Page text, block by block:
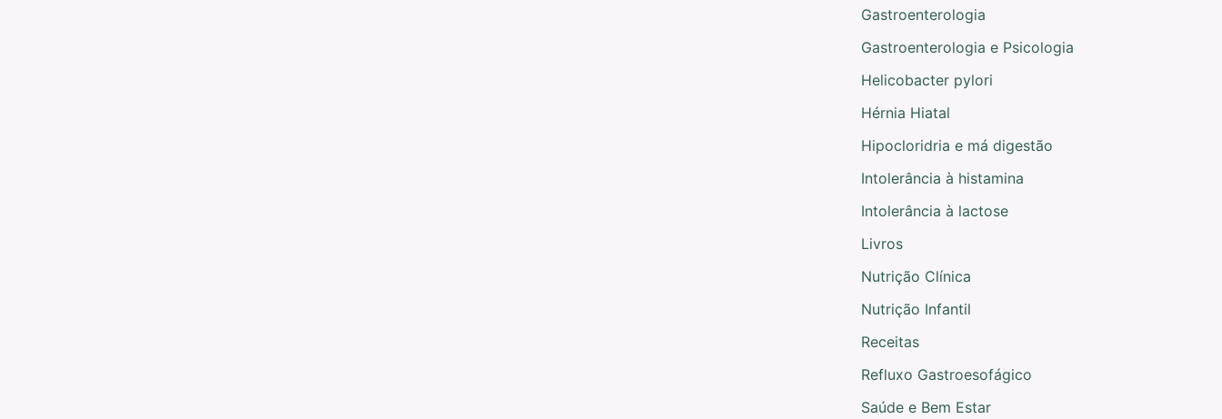
Gastroenterologia
Gastroenterologia e Psicologia
Helicobacter pylori
Hérnia Hiatal
Hipocloridria e má digestão
Intolerância à histamina
Intolerância à lactose
Livros
Nutrição Clínica
Nutrição Infantil
Receitas
Refluxo Gastroesofágico
Saúde e Bem Estar